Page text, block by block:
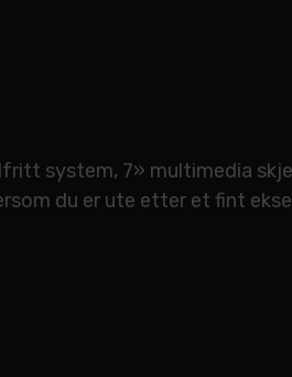
system, 7» multimedia
du er ute etter et fint